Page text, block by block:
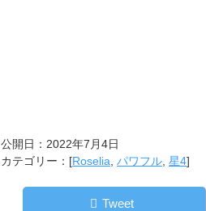
公開日： 2022年7月4日
カテゴリー：[Roselia パワフル 星4]
Tweet